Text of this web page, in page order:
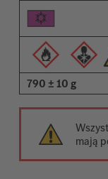
790 ± 10 g
mają